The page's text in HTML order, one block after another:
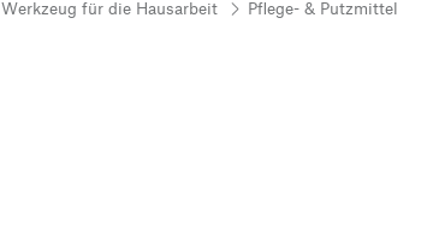
Werkzeug für die Hausarbeit Pflege- & Putzmittel